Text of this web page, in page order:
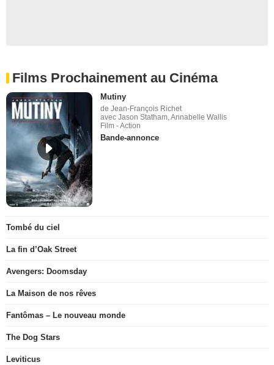
Films Prochainement au Cinéma
Mutiny
de Jean-François Richet
avec Jason Statham, Annabelle Wallis
Film - Action
Bande-annonce
Tombé du ciel
La fin d’Oak Street
Avengers: Doomsday
La Maison de nos rêves
Fantômas – Le nouveau monde
The Dog Stars
Leviticus